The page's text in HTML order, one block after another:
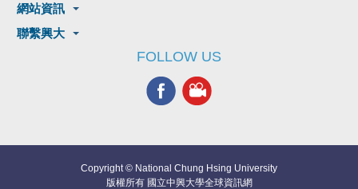
網站資訊
聯繫興大
FOLLOW US
Copyright © National Chung Hsing University
版權所有 國立中興大學全球資訊網